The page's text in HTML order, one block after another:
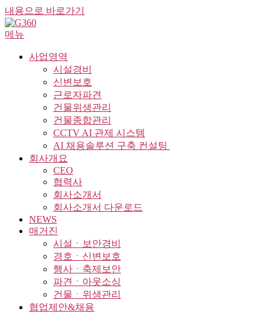
내용으로 바로가기
메뉴
사업영역
시설경비
신변보호
근로자파견
건물위생관리
건물종합관리
CCTV AI 관제 시스템
AI 채용솔루션 구축 컨설팅 ​
회사개요
CEO
협력사
회사소개서
회사소개서 다운로드
NEWS
매거진
시설ㆍ보안경비
경호ㆍ신변보호
행사ㆍ축제보안
파견ㆍ아웃소싱
건물ㆍ위생관리
협업제안&채용